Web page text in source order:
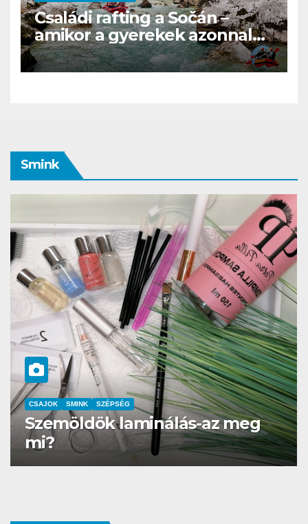
Családi rafting a Sočán –
amikor a gyerekek azonnal
kértek volna még egy kört
Smink
CSAJOK SMINK
Az év sminkbemutatója a
Corvin kultik moziban